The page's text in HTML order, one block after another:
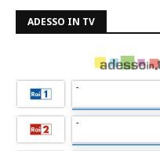
ADESSO IN TV